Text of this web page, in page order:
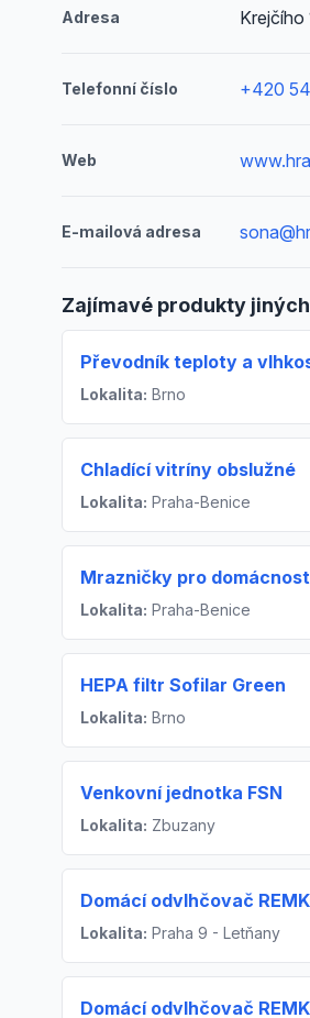
Adresa Krejčího
Telefonní číslo +420
Web
E-mailová adresa
Zajímavé produkty
Převodník teploty a
Lokalita: Brno
Chladící vitríny obslužné
Lokalita: Praha-Benice
Mrazničky pro domácnost
Lokalita: Praha-Benice
HEPA filtr Sofilar Green
Lokalita: Brno
Venkovní jednotka FSN
Lokalita: Zbuzany
Domácí odvlhčovač
Lokalita: Praha 9 - Letňany
Domácí odvlhčovač